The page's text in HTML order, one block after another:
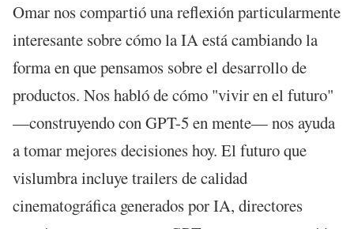
Omar nos compartió una reflexión particularmente
interesante sobre cómo la IA está cambiando la
forma en que pensamos sobre el desarrollo de
productos. Nos habló de cómo "vivir en el futuro"
—construyendo con GPT-5 en mente— nos ayuda
a tomar mejores decisiones hoy. El futuro que
vislumbra incluye trailers de calidad
cinematográfica generados por IA, directores